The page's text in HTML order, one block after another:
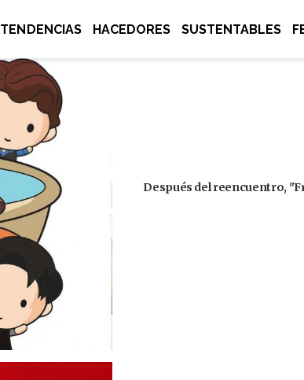
TENDENCIAS HACEDORES SUSTENTABLES
Después del reencuentro,